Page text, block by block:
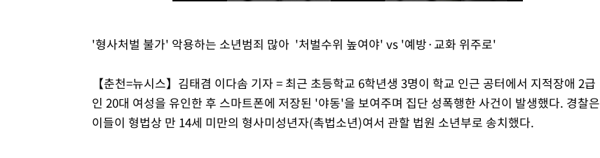
'형사처벌 불가' 악용하는 소년범죄 많아 '처벌수위 높여야' vs '예방·교화 위주로'
【춘천=뉴시스】김태겸 이다솜 기자 = 최근 초등학교 6학년생 3명이 학교 인근 공터에서 지적장애 2급
인 20대 여성을 유인한 후 스마트폰에 저장된 '야동'을 보여주며 집단 성폭행한 사건이 발생했다. 경찰은
이들이 형법상 만 14세 미만의 형사미성년자(촉법소년)여서 관할 법원 소년부로 송치했다.